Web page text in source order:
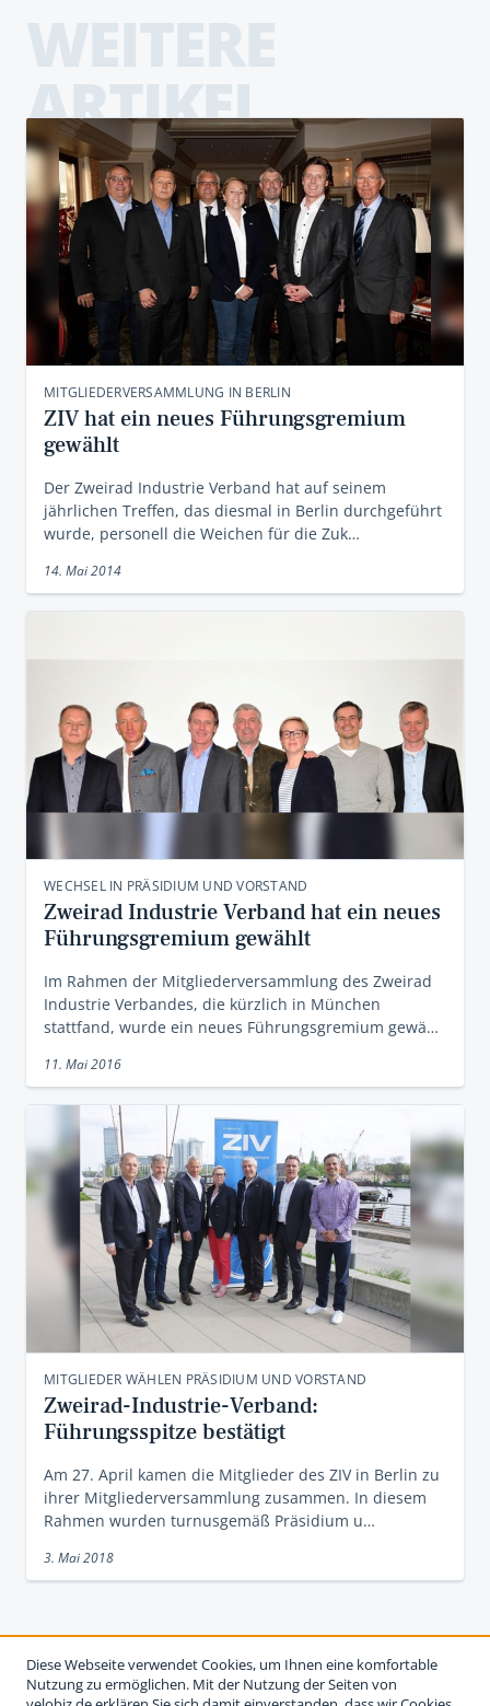
ARTIKEL
MITGLIEDERVERSAMMLUNG IN BERLIN
ZIV hat ein neues Führungsgremium
gewählt
Der Zweirad Industrie Verband hat auf seinem
jährlichen Treffen, das diesmal in Berlin durchgeführt
wurde, personell die Weichen für die Zuk…
14. Mai 2014
WECHSEL IN PRÄSIDIUM UND VORSTAND
Zweirad Industrie Verband hat ein neues
Führungsgremium gewählt
Im Rahmen der Mitgliederversammlung des Zweirad
Industrie Verbandes, die kürzlich in München
stattfand, wurde ein neues Führungsgremium gewä…
11. Mai 2016
MITGLIEDER WÄHLEN PRÄSIDIUM UND VORSTAND
Zweirad-Industrie-Verband:
Führungsspitze bestätigt
Am 27. April kamen die Mitglieder des ZIV in Berlin zu
ihrer Mitgliederversammlung zusammen. In diesem
Rahmen wurden turnusgemäß Präsidium u…
3. Mai 2018
Diese Webseite verwendet Cookies, um Ihnen eine komfortable
Nutzung zu ermöglichen. Mit der Nutzung der Seiten von